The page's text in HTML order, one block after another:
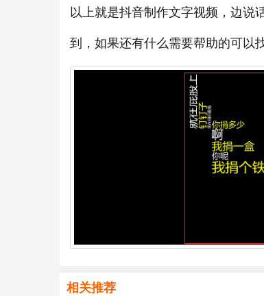
以上就是抖音制作文字视频，边说
到，如果还有什么需要帮助的可以
相关推荐